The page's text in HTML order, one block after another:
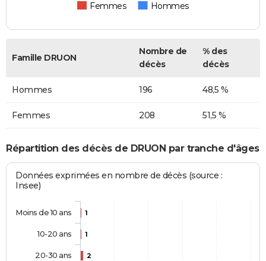
Femmes Hommes
Famille DRUON
Nombre de
décès
% des
décès
Hommes 196 48,5 %
Femmes 208 51,5 %
Répartition des décès de DRUON par tranche d'âges
Données exprimées en nombre de décès (source :
Insee)
1
1
2
Moins de 10 ans
10-20 ans
20-30 ans